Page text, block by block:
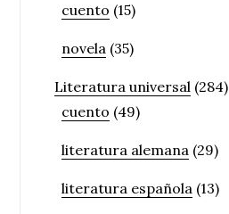
cuento (15)
novela (35)
Literatura universal (284)
cuento (49)
literatura alemana (29)
literatura española (13)